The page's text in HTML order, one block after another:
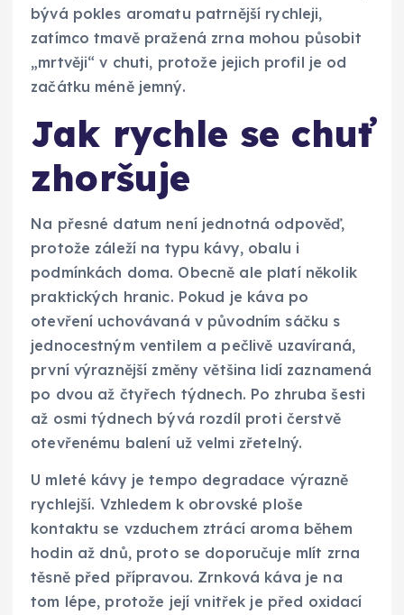
bývá pokles aromatu patrnější rychleji,
zatímco tmavě pražená zrna mohou působit
„mrtvěji“ v chuti, protože jejich profil je od
začátku méně jemný.
Jak rychle se chuť
zhoršuje
Na přesné datum není jednotná odpověď,
protože záleží na typu kávy, obalu i
podmínkách doma. Obecně ale platí několik
praktických hranic. Pokud je káva po
otevření uchovávaná v původním sáčku s
jednocestným ventilem a pečlivě uzavíraná,
první výraznější změny většina lidí zaznamená
po dvou až čtyřech týdnech. Po zhruba šesti
až osmi týdnech bývá rozdíl proti čerstvě
otevřenému balení už velmi zřetelný.
U mleté kávy je tempo degradace výrazně
rychlejší. Vzhledem k obrovské ploše
kontaktu se vzduchem ztrácí aroma během
hodin až dnů, proto se doporučuje mlít zrna
těsně před přípravou. Zrnková káva je na
tom lépe, protože její vnitřek je před oxidací